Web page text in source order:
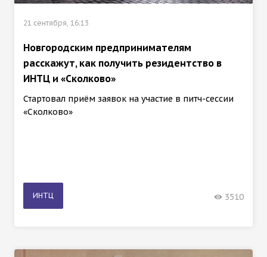
21 сентября, 16:13
Новгородским предпринимателям
расскажут, как получить резидентство в
ИНТЦ и «Сколково»
Стартовал приём заявок на участие в питч-сессии
«Сколково»
ИНТЦ 3510